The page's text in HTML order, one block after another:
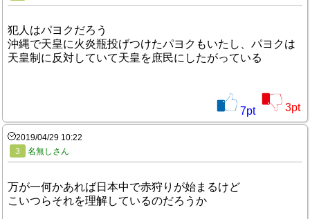
犯人はパヨクだろう
沖縄で天皇に火炎瓶投げつけたパヨクもいたし、パヨクは
天皇制に反対していて天皇を庶民にしたがっている
7pt 3pt
2019/04/29 10:22
3
名無しさん
万が一何かあれば日本中で赤狩りが始まるけど
こいつらそれを理解しているのだろうか